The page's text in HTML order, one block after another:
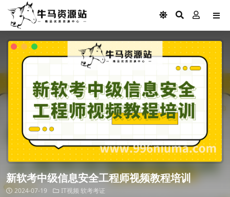
新软考中级信息安全工程师视频教程培训
2024-07-19 IT视频 软考考证